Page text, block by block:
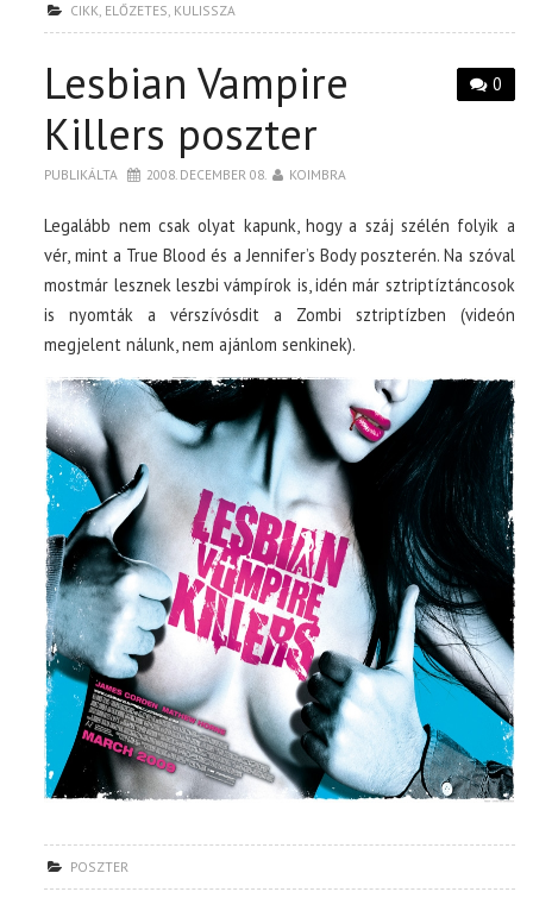
CIKK, ELŐZETES, KULISSZA
0
Lesbian Vampire
Killers poszter
PUBLIKÁLTA 2008. DECEMBER 08. KOIMBRA
Legalább nem csak olyat kapunk, hogy a száj szélén folyik a
vér, mint a True Blood és a Jennifer’s Body poszterén. Na szóval
mostmár lesznek leszbi vámpírok is, idén már sztriptíztáncosok
is nyomták a vérszívósdit a Zombi sztriptízben (videón
megjelent nálunk, nem ajánlom senkinek).
POSZTER